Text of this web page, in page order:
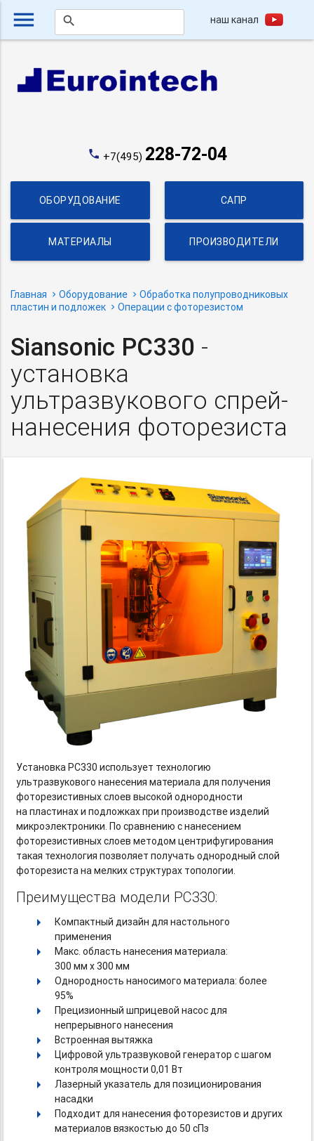
menu search наш канал
phone +7(495) 228-72-04
ОБОРУДОВАНИЕ САПР
МАТЕРИАЛЫ ПРОИЗВОДИТЕЛИ
Главная Оборудование
Обработка полупроводниковых
пластин и подложек
Операции с фоторезистом
Siansonic PC330 -
установка
ультразвукового спрей-
нанесения фоторезиста
Установка PC330 использует технологию
ультразвукового нанесения материала для получения
фоторезистивных слоев высокой однородности
на пластинах и подложках при производстве изделий
микроэлектроники. По сравнению с нанесением
фоторезистивных слоев методом центрифугирования
такая технология позволяет получать однородный слой
фоторезиста на мелких структурах топологии.
Преимущества модели PC330:
Компактный дизайн для настольного
применения
Макс. область нанесения материала:
300 мм х 300 мм
Однородность наносимого материала: более
95%
Прецизионный шприцевой насос для
непрерывного нанесения
Встроенная вытяжка
Цифровой ультразвуковой генератор с шагом
контроля мощности 0,01 Вт
Лазерный указатель для позиционирования
насадки
Подходит для нанесения фоторезистов и других
материалов вязкостью до 50 сПз